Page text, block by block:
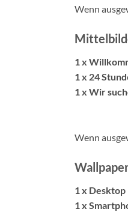
Wenn
1 x
1 x 24
1 x Wir
Wenn
1 x Desktop
1 x